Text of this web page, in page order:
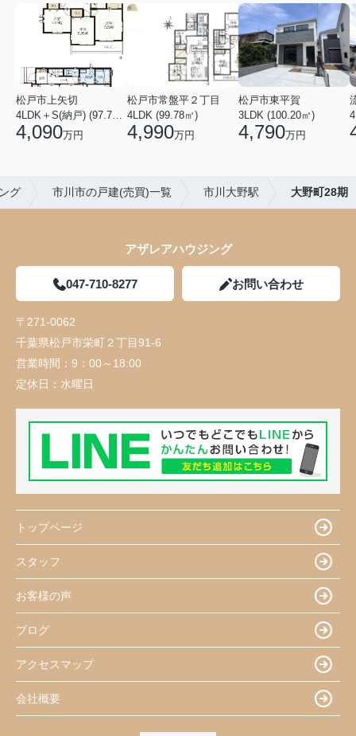
松戸市上矢切
4LDK＋S(納戸) (97.71㎡)
4,090万円
松戸市常盤平２丁目
4LDK (99.78㎡)
4,990万円
松戸市東平賀
3LDK (100.20㎡)
4,790万円
グ 市川市の戸建(売買)一覧 市川大野駅 大野町28期
アザレアハウジング
047-710-8277 お問い合わせ
〒271-0062
千葉県松戸市栄町２丁目91-6
営業時間： 9：00～18:00
定休日： 水曜日
トップページ
スタッフ
お客様の声
ブログ
アクセスマップ
会社概要